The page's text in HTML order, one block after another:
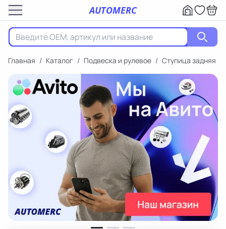
AUTOMERC
Главная / Каталог / Подвеска и рулевое / Ступица задняя